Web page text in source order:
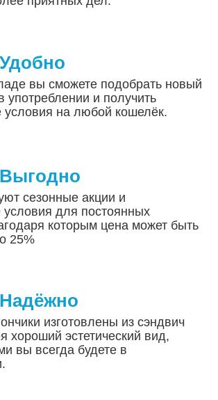
Удобно
вы сможете подобрать новый
и получить
условия на любой кошелёк.
Выгодно
сезонные акции и
для постоянных
которым цена может быть
25%
Надёжно
изготовлены из сэндвич
хороший эстетический вид,
вы всегда будете в